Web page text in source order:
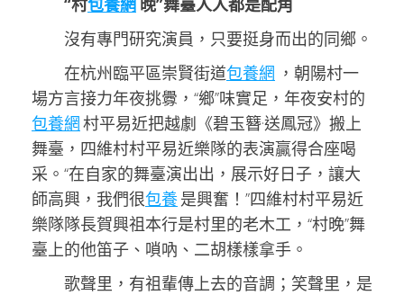
“村包養網 晚”舞臺人人都是配角
沒有專門研究演員，只要挺身而出的同鄉。
在杭州臨平區崇賢街道包養網 ，朝陽村一
場方言接力年夜挑釁，“鄉”味實足，年夜安村的
包養網村平易近把越劇《碧玉簪·送鳳冠》搬上
舞臺，四維村村平易近樂隊的表演贏得合座喝
采。“在自家的舞臺演出出，展示好日子，讓大
師高興，我們很包養是興奮！”四維村村平易近
樂隊隊長賀興祖本行是村里的老木工，“村晚”舞
臺上的他笛子、嗩吶、二胡樣樣拿手。
歌聲里，有祖輩傳上去的音調；笑聲里，是